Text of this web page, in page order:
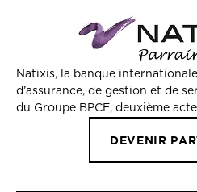
Natixis, la banque
d’assurance, de gestion et de
du Groupe BPCE, deuxième
DEVENIR